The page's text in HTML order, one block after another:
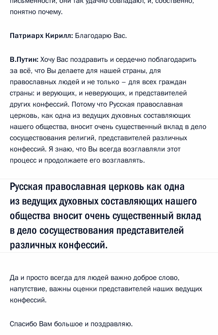
понятно почему.
Патриарх Кирилл: Благодарю Вас.
В.Путин: Хочу Вас поздравить и сердечно поблагодарить
за всё, что Вы делаете для нашей страны, для
православных людей и не только – для всех граждан
страны: и верующих, и неверующих, и представителей
других конфессий. Потому что Русская православная
церковь, как одна из ведущих духовных составляющих
нашего общества, вносит очень существенный вклад в дело
сосуществования религий, представителей различных
конфессий. Я знаю, что Вы всегда возглавляли этот
процесс и продолжаете его возглавлять.
Русская православная церковь как одна
из ведущих духовных составляющих нашего
общества вносит очень существенный вклад
в дело сосуществования представителей
различных конфессий.
Да и просто всегда для людей важно доброе слово,
напутствие, важны оценки представителей наших ведущих
конфессий.
Спасибо Вам большое и поздравляю.